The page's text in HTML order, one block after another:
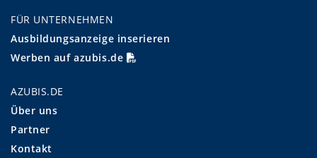
FÜR UNTERNEHMEN
Ausbildungsanzeige inserieren
Werben auf azubis.de
AZUBIS.DE
Über uns
Partner
Kontakt